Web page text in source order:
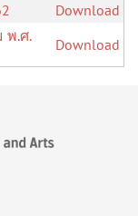
Download
พ.ศ.
Download